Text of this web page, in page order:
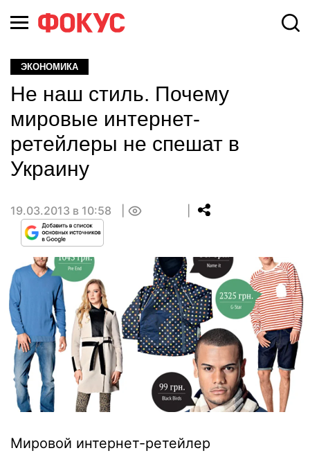
ЭКОНОМИКА
Не наш стиль. Почему
мировые интернет-
ретейлеры не спешат в
Украину
19.03.2013 в 10:58
Мировой интернет-ретейлер